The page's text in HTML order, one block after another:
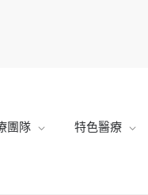
團隊 特色醫療